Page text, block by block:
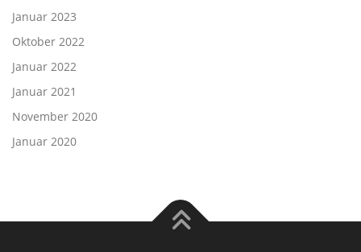
Januar 2023
Oktober 2022
Januar 2022
Januar 2021
November 2020
Januar 2020